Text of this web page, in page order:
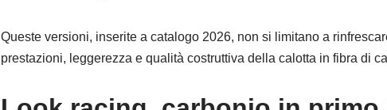
Queste versioni, inserite a catalogo 2026, non si limitano a
prestazioni, leggerezza e qualità costruttiva della calotta in fibra di